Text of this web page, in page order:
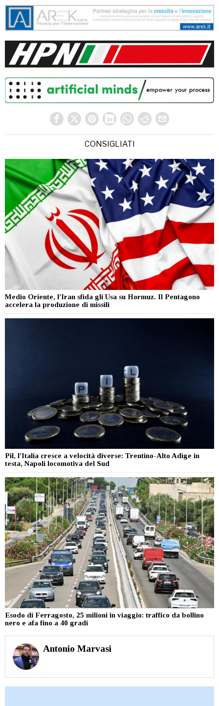
CONSIGLIATI
Medio Oriente, l’Iran sfida gli Usa su Hormuz. Il Pentagono
accelera la produzione di missili
Pil, l’Italia cresce a velocità diverse: Trentino-Alto Adige in
testa, Napoli locomotiva del Sud
Esodo di Ferragosto, 25 milioni in viaggio: traffico da bollino
nero e afa fino a 40 gradi
Antonio Marvasi